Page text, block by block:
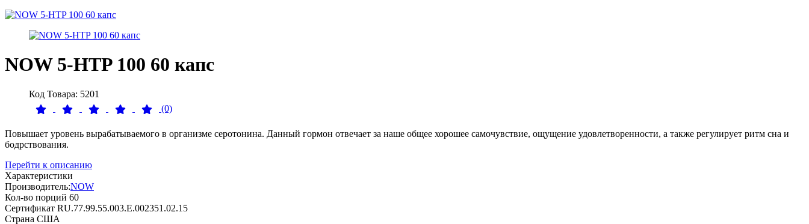
NOW 5-HTP 100 60 капс
Код Товара: 5201
(0)
Повышает уровень вырабатываемого в организме серотонина. Данный гормон отвечает за наше общее хорошее самочувствие, ощущение удовлетворенности, а также регулирует ритм сна и
бодрствования.
Перейти к описанию
Характеристики
Производитель:NOW
Кол-во порций 60
Сертификат RU.77.99.55.003.E.002351.02.15
Страна США